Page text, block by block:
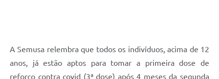
A Semusa relembra que todos os indivíduos, acima de 12
anos, já estão aptos para tomar a primeira dose de
reforço contra covid (3ª dose) após 4 meses da segunda